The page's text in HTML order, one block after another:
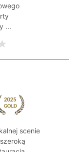
...
scenie